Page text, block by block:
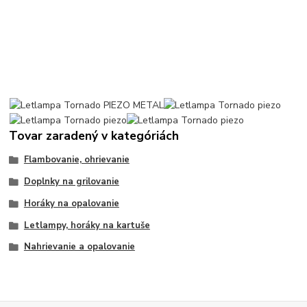
Tovar zaradený v kategóriách
Flambovanie, ohrievanie
Doplnky na grilovanie
Horáky na opalovanie
Letlampy, horáky na kartuše
Nahrievanie a opalovanie